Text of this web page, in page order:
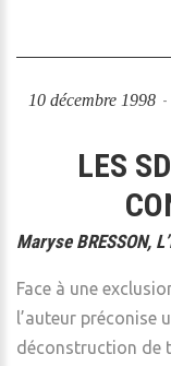
10 décembre 1998
LES
Maryse BRESSON,
Face à une
l’auteur préconise
déconstruction de